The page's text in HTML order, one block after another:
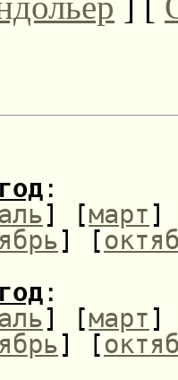
:
] [март]
] [
:
] [март]
] [